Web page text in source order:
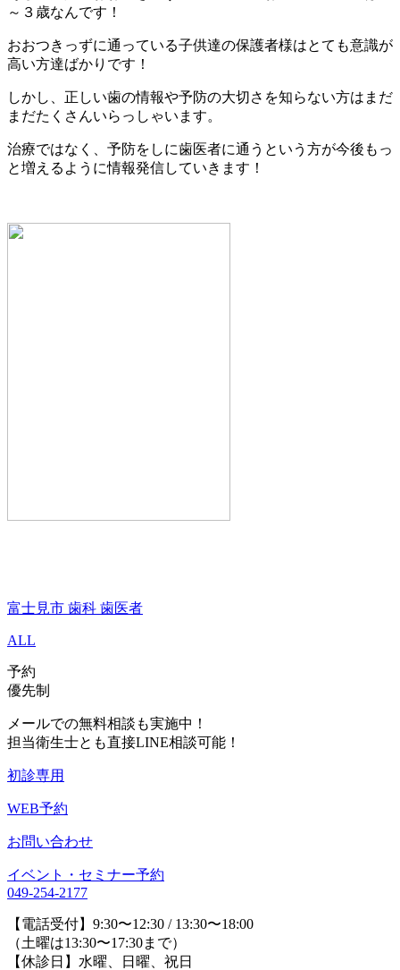
～３歳なんです！
おおつきっずに通っている子供達の保護者様はとても意識が
高い方達ばかりです！
しかし、正しい歯の情報や予防の大切さを知らない方はまだ
まだたくさんいらっしゃいます。
治療ではなく、予防をしに歯医者に通うという方が今後もっ
と増えるように情報発信していきます！
富士見市 歯科 歯医者
ALL
予約
優先制
メールでの無料相談も実施中！
担当衛生士とも直接LINE相談可能！
初診専用
WEB予約
お問い合わせ
イベント・セミナー予約
049-254-2177
【電話受付】9:30〜12:30 / 13:30〜18:00
（土曜は13:30〜17:30まで）
【休診日】水曜、日曜、祝日